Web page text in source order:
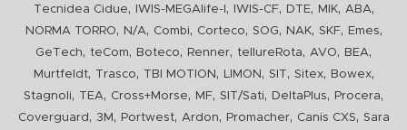
Tecnidea Cidue, IWIS-MEGAlife-I , IWIS-CF, DTE, MIK, ABA,
NORMA TORRO, N/A, Combi, Corteco, SOG, NAK, SKF, Emes,
GeTech, teCom, Boteco, Renner, tellureRota, AVO, BEA,
Murtfeldt, Trasco, TBI MOTION , LIMON , SIT, Sitex, Bowex,
Stagnoli, TEA, Cross+Morse, MF, SIT/Sati, DeltaPlus, Procera,
Coverguard , 3M , Portwest, Ardon, Promacher, Canis CXS, Sara